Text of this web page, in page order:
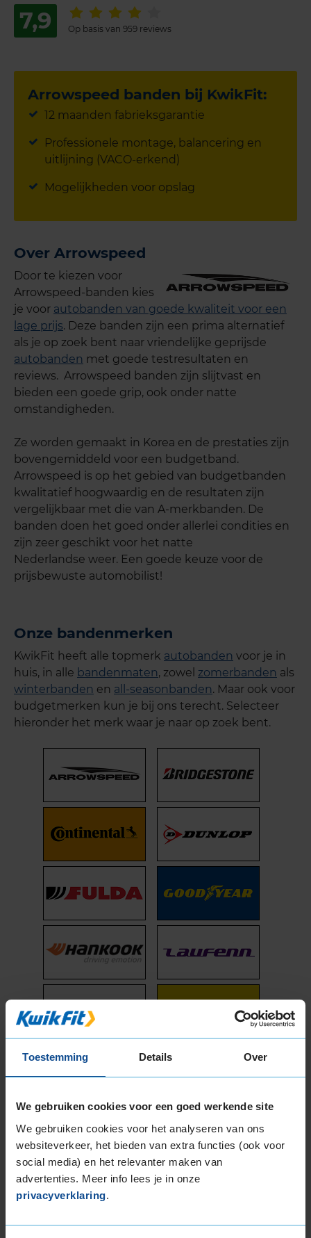
Toestemming Details Over
We gebruiken cookies voor een goed werkende site
We gebruiken cookies voor het analyseren van ons
websiteverkeer, het bieden van extra functies (ook voor
social media) en het relevanter maken van
advertenties. Meer info lees je in onze
privacyverklaring.
7,9 Op basis van 959 reviews
Arrowspeed banden bij KwikFit:
12 maanden fabrieksgarantie
Professionele montage, balancering en
uitlijning (VACO-erkend)
Mogelijkheden voor opslag
Over Arrowspeed
Door te kiezen voor
Arrowspeed-banden kies
je voor autobanden van goede kwaliteit voor een
lage prijs. Deze banden zijn een prima alternatief
als je op zoek bent naar vriendelijke geprijsde
autobanden met goede testresultaten en
reviews. Arrowspeed banden zijn slijtvast en
bieden een goede grip, ook onder natte
omstandigheden.
Ze worden gemaakt in Korea en de prestaties zijn
bovengemiddeld voor een budgetband.
Arrowspeed is op het gebied van budgetbanden
kwalitatief hoogwaardig en de resultaten zijn
vergelijkbaar met die van A-merkbanden. De
banden doen het goed onder allerlei condities en
zijn zeer geschikt voor het natte
Nederlandse weer. Een goede keuze voor de
prijsbewuste automobilist!
Onze bandenmerken
KwikFit heeft alle topmerk autobanden voor je in
huis, in alle bandenmaten, zowel zomerbanden als
winterbanden en all-seasonbanden. Maar ook voor
budgetmerken kun je bij ons terecht. Selecteer
hieronder het merk waar je naar op zoek bent.